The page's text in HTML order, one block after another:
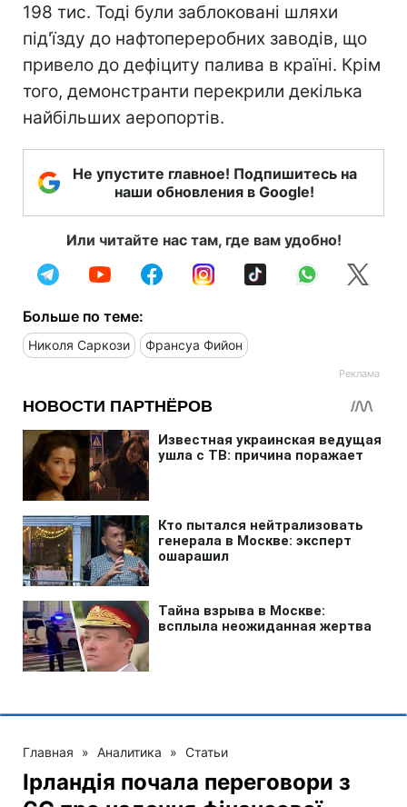
198 тис. Тоді були заблоковані шляхи
під'їзду до нафтопереробних заводів, що
привело до дефіциту палива в країні. Крім
того, демонстранти перекрили декілька
найбільших аеропортів.
Не упустите главное! Подпишитесь на
наши обновления в Google!
Или читайте нас там, где вам удобно!
Больше по теме:
Николя Саркози Франсуа Фийон
Главная » Аналитика » Статьи
Ірландія почала переговори з